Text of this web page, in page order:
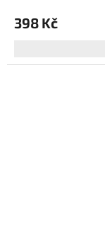
398 Kč